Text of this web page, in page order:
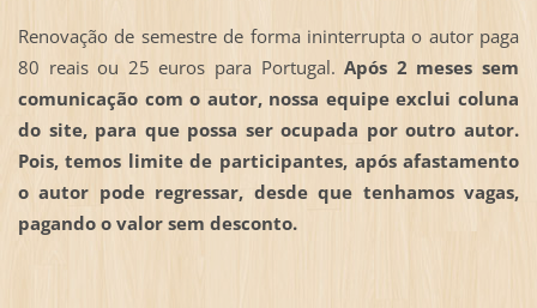
Renovação de semestre de forma ininterrupta o autor paga
80 reais ou 25 euros para Portugal.Após 2 meses sem
comunicação com o autor, nossa equipe exclui coluna
do site, para que possa ser ocupada por outro autor.
Pois, temos limite de participantes, após afastamento
o autor pode regressar, desde que tenhamos vagas,
pagando o valor sem desconto.